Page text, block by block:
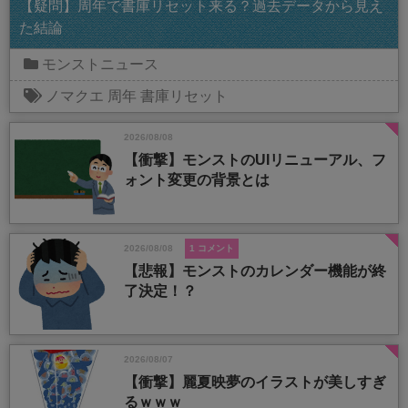
【疑問】周年で書庫リセット来る？過去データから見え
た結論
モンストニュース
ノマクエ 周年 書庫リセット
2026/08/08
【衝撃】モンストのUIリニューアル、フ
ォント変更の背景とは
2026/08/08 1 コメント
【悲報】モンストのカレンダー機能が終
了決定！？
2026/08/07
【衝撃】麗夏映夢のイラストが美しすぎ
るｗｗｗ